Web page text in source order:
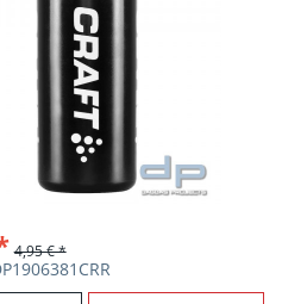
4,95 € *